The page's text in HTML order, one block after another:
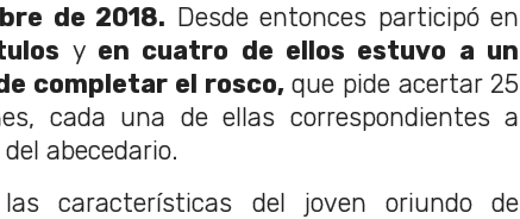
de 2018. Desde entonces participó en
y en cuatro de ellos estuvo a un
completar el rosco,que pide acertar 25
cada una de ellas correspondientes a
abecedario.
características del joven oriundo de